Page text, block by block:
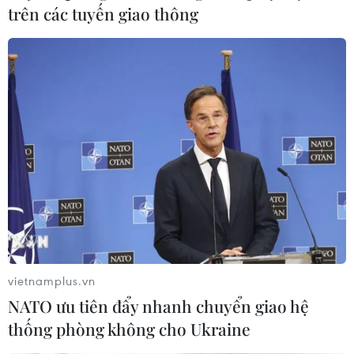
Hội nghị trực tuyến Chính sách An ninh
diễn đàn khu vực ASEAN
08/07/2020 09:19
Thượng tướng Nguyễn Chí Vịnh, Ủy viên Trung ương
Đảng, Ủy viên Thường vụ Quân ủy Trung ương, Thứ
trưởng Bộ Quốc phòng, Trưởng ADSOM+ Việt Nam, chủ
trì hội nghị.
trên các tuyến giao thông
vietnamplus.vn
NATO ưu tiên đẩy nhanh chuyển giao hệ
thống phòng không cho Ukraine